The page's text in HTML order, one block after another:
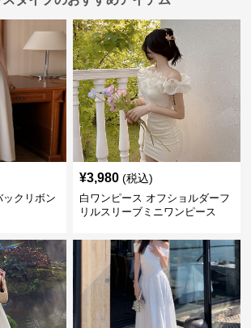
クリボン
¥3,980 (税込)
白ワンピース オフショルダーフ
リルスリーブミニワンピース